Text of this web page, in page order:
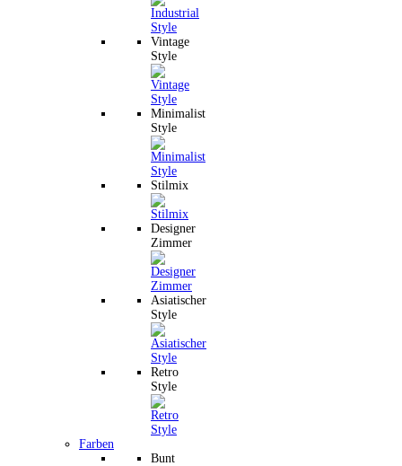
Vintage
Style
Minimalist
Style
Stilmix
Designer
Zimmer
Asiatischer
Style
Retro
Style
Farben
Bunt